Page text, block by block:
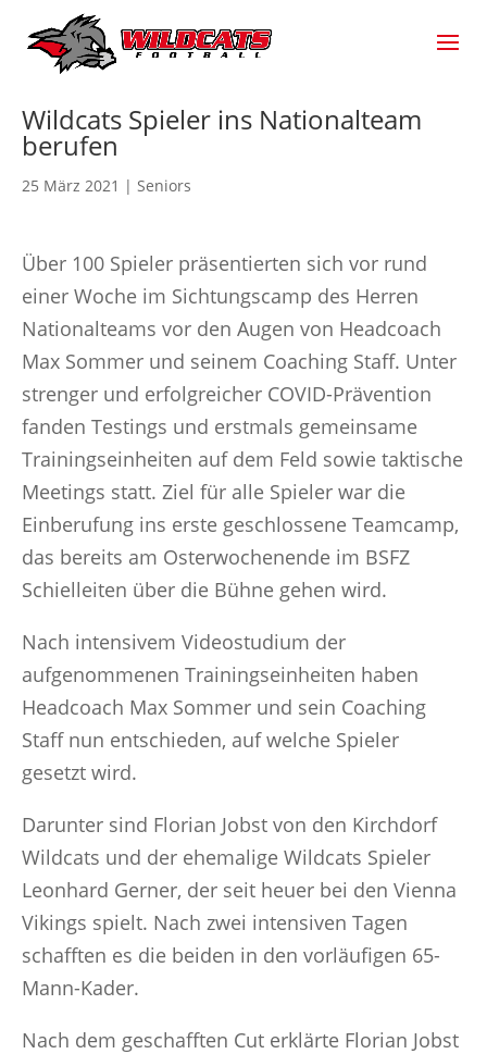
Wildcats Spieler ins Nationalteam
berufen
25 März 2021 | Seniors
Über 100 Spieler präsentierten sich vor rund
einer Woche im Sichtungscamp des Herren
Nationalteams vor den Augen von Headcoach
Max Sommer und seinem Coaching Staff. Unter
strenger und erfolgreicher COVID-Prävention
fanden Testings und erstmals gemeinsame
Trainingseinheiten auf dem Feld sowie taktische
Meetings statt. Ziel für alle Spieler war die
Einberufung ins erste geschlossene Teamcamp,
das bereits am Osterwochenende im BSFZ
Schielleiten über die Bühne gehen wird.
Nach intensivem Videostudium der
aufgenommenen Trainingseinheiten haben
Headcoach Max Sommer und sein Coaching
Staff nun entschieden, auf welche Spieler
gesetzt wird.
Darunter sind Florian Jobst von den Kirchdorf
Wildcats und der ehemalige Wildcats Spieler
Leonhard Gerner, der seit heuer bei den Vienna
Vikings spielt. Nach zwei intensiven Tagen
schafften es die beiden in den vorläufigen 65-
Mann-Kader.
Nach dem geschafften Cut erklärte Florian Jobst